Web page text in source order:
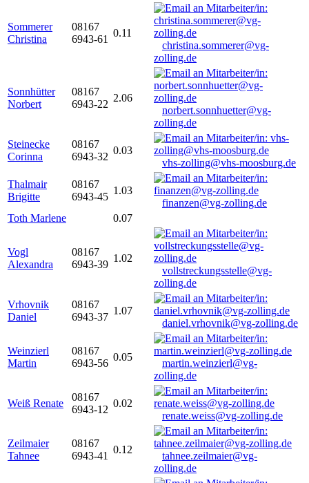
Sommerer
Christina
08167
6943-61
0.11
christina.sommerer@vg-
zolling.de
Sonnhütter
Norbert
08167
6943-22
2.06
norbert.sonnhuetter@vg-
zolling.de
Steinecke
Corinna
08167
6943-32
0.03
vhs-zolling@vhs-moosburg.de
Thalmair
Brigitte
08167
6943-45
1.03
finanzen@vg-zolling.de
Toth Marlene
0.07
Vogl
Alexandra
08167
6943-39
1.02
vollstreckungsstelle@vg-
zolling.de
Vrhovnik
Daniel
08167
6943-37
1.07
daniel.vrhovnik@vg-zolling.de
Weinzierl
Martin
08167
6943-56
0.05
martin.weinzierl@vg-
zolling.de
Weiß Renate
08167
6943-12
0.02
renate.weiss@vg-zolling.de
Zeilmaier
Tahnee
08167
6943-41
0.12
tahnee.zeilmaier@vg-
zolling.de